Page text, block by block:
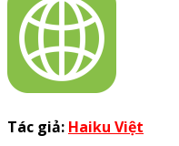
Tác giả: Haiku Việt